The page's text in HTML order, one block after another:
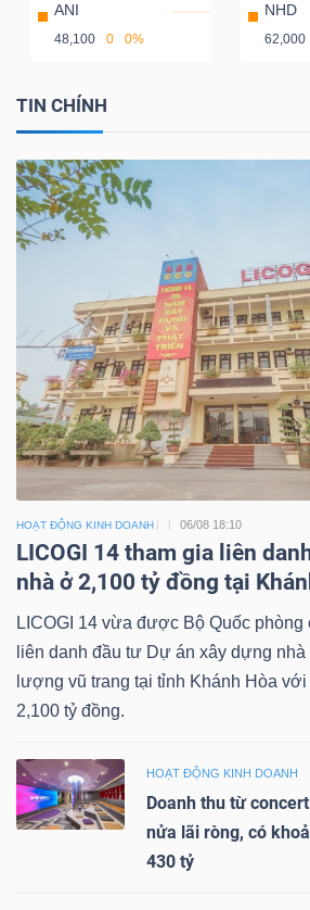
ANI
48,100 0 0%
NHD
62,000
TIN CHÍNH
HOẠT ĐỘNG KINH DOANH 06/08 18:10
LICOGI 14 tham gia liên
nhà ở 2,100 tỷ đồng tại
LICOGI 14 vừa được Bộ Quốc phòng
liên danh đầu tư Dự án xây dựng
lượng vũ trang tại tỉnh Khánh Hòa
2,100 tỷ đồng.
HOẠT ĐỘNG KINH DOANH
Doanh thu từ
nửa lãi ròng, có
430 tỷ